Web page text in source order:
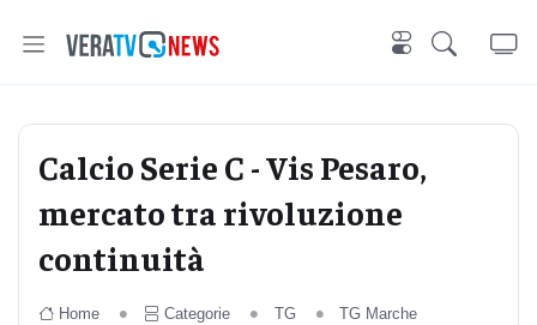
Calcio Serie C - Vis Pesaro,
mercato tra rivoluzione
continuità
Home Categorie TG
TG Marche